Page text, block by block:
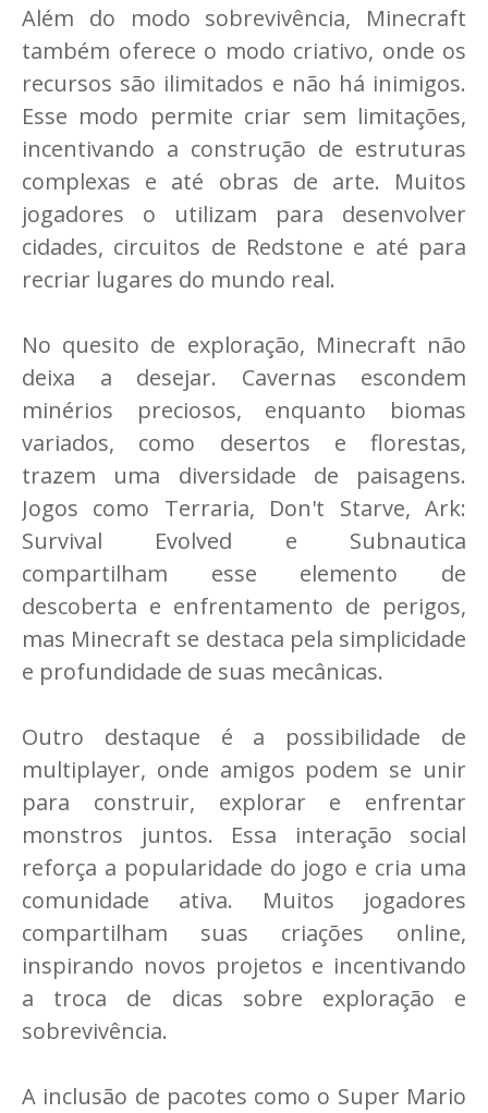
Além do modo sobrevivência, Minecraft
também oferece o modo criativo, onde os
recursos são ilimitados e não há inimigos.
Esse modo permite criar sem limitações,
incentivando a construção de estruturas
complexas e até obras de arte. Muitos
jogadores o utilizam para desenvolver
cidades, circuitos de Redstone e até para
recriar lugares do mundo real.
No quesito de exploração, Minecraft não
deixa a desejar. Cavernas escondem
minérios preciosos, enquanto biomas
variados, como desertos e florestas,
trazem uma diversidade de paisagens.
Jogos como Terraria, Don't Starve, Ark:
Survival Evolved e Subnautica
compartilham esse elemento de
descoberta e enfrentamento de perigos,
mas Minecraft se destaca pela simplicidade
e profundidade de suas mecânicas.
Outro destaque é a possibilidade de
multiplayer, onde amigos podem se unir
para construir, explorar e enfrentar
monstros juntos. Essa interação social
reforça a popularidade do jogo e cria uma
comunidade ativa. Muitos jogadores
compartilham suas criações online,
inspirando novos projetos e incentivando
a troca de dicas sobre exploração e
sobrevivência.
A inclusão de pacotes como o Super Mario